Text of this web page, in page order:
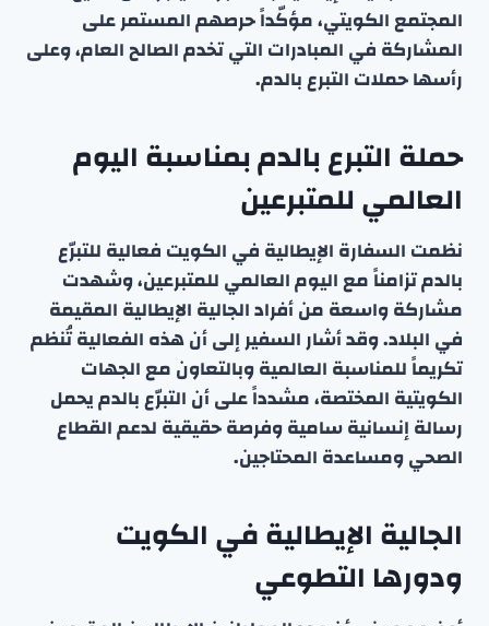
المجتمع الكويتي، مؤكّداً حرصهم المستمر على
المشاركة في المبادرات التي تخدم الصالح العام، وعلى
رأسها حملات التبرع بالدم.
حملة التبرع بالدم بمناسبة اليوم
العالمي للمتبرعين
نظمت السفارة الإيطالية في الكويت فعالية للتبرّع
بالدم تزامناً مع اليوم العالمي للمتبرعين، وشهدت
مشاركة واسعة من أفراد الجالية الإيطالية المقيمة
في البلاد. وقد أشار السفير إلى أن هذه الفعالية تُنظم
تكريماً للمناسبة العالمية وبالتعاون مع الجهات
الكويتية المختصة، مشدداً على أن التبرّع بالدم يحمل
رسالة إنسانية سامية وفرصة حقيقية لدعم القطاع
الصحي ومساعدة المحتاجين.
الجالية الإيطالية في الكويت
ودورها التطوعي